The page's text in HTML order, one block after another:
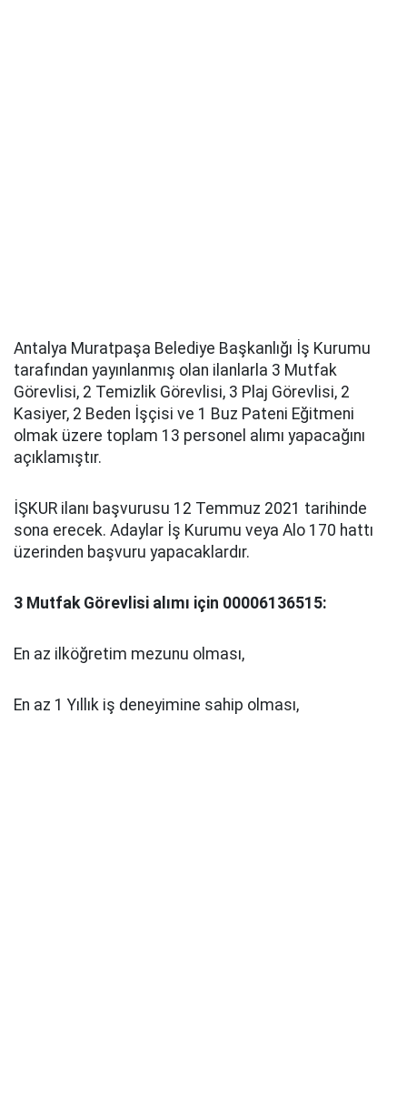
Antalya Muratpaşa Belediye Başkanlığı İş Kurumu
tarafından yayınlanmış olan ilanlarla 3 Mutfak
Görevlisi, 2 Temizlik Görevlisi, 3 Plaj Görevlisi, 2
Kasiyer, 2 Beden İşçisi ve 1 Buz Pateni Eğitmeni
olmak üzere toplam 13 personel alımı yapacağını
açıklamıştır.
İŞKUR ilanı başvurusu 12 Temmuz 2021 tarihinde
sona erecek. Adaylar İş Kurumu veya Alo 170 hattı
üzerinden başvuru yapacaklardır.
3 Mutfak Görevlisi alımı için 00006136515:
En az ilköğretim mezunu olması,
En az 1 Yıllık iş deneyimine sahip olması,